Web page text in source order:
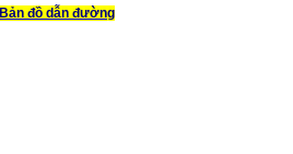
Bản đồ dẫn đường